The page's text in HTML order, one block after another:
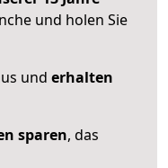
und holen Sie
und erhalten
sparen, das